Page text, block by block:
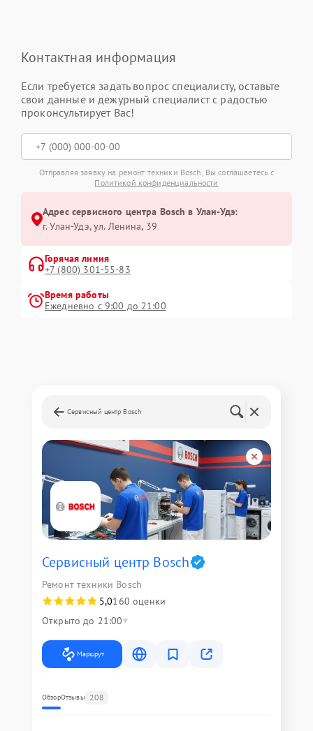
Контактная информация
Если требуется задать вопрос специалисту, оставьте
свои данные и дежурный специалист с радостью
проконсультирует Вас!
Отправляя заявку на ремонт техники Bosch, Вы соглашаетесь с
Политикой конфиденциальности
Адрес сервисного центра Bosch в Улан-Удэ:
г. Улан-Удэ, ул. Ленина, 39
Горячая линия
+7 (800) 301-55-83
Время работы
Ежедневно с 9:00 до 21:00
Сервисный центр Bosch
Сервисный центр Bosch
Ремонт техники Bosch
5,0160 оценки
Открыто до 21:00
Маршрут
ОбзорОтзывы 208